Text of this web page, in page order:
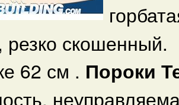
резко скошенный.
62 см . Пороки